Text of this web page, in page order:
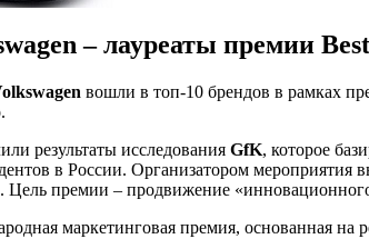
– лауреаты премии
вошли в топ-10 брендов в рамках
результаты исследования GfK, которое
в России. Организатором мероприятия
. Цель премии – продвижение
маркетинговая премия, основанная